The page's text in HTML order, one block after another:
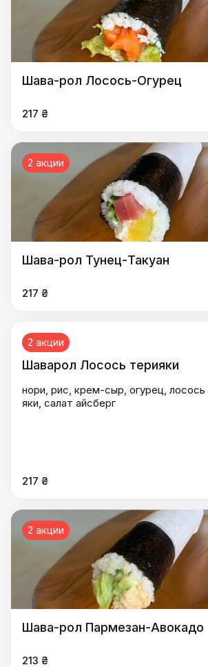
Шава-рол Лосось-Огурец
217 ₴
2 акции
Шава-рол Тунец-Такуан
217 ₴
2 акции
Шаварол Лосось терияки
нори, рис, крем-сыр, огурец, лосось
яки, салат айсберг
217 ₴
2 акции
Шава-рол Пармезан-Авокадо
213 ₴